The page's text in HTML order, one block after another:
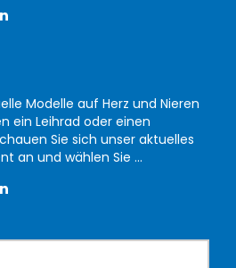
Modelle auf Herz und Nieren
ein Leihrad oder einen
Sie sich unser aktuelles
an und wählen Sie ...